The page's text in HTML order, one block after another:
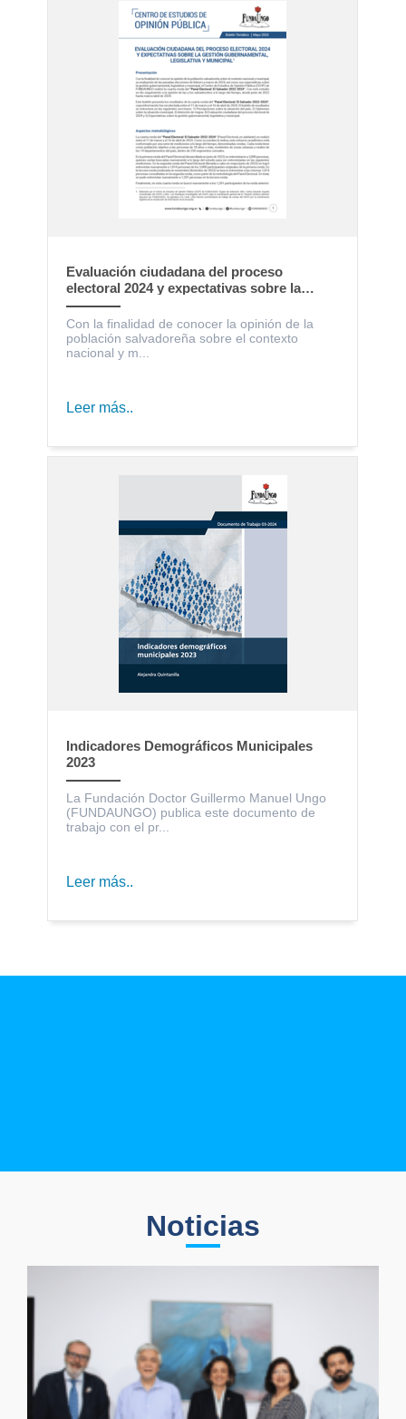
Evaluación ciudadana del proceso
electoral 2024 y expectativas sobre la
gestión gubernamental, legislativa y
municipal
Con la finalidad de conocer la opinión de la
población salvadoreña sobre el contexto
nacional y m...
Leer más..
Indicadores Demográficos Municipales
2023
La Fundación Doctor Guillermo Manuel Ungo
(FUNDAUNGO) publica este documento de
trabajo con el pr...
Leer más..
Noticias